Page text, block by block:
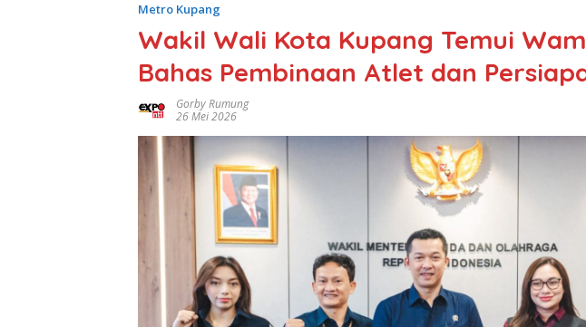
Metro Kupang
Wakil Wali Kota Kupang Temui
Bahas Pembinaan Atlet dan
Gorby Rumung
26 Mei 2026